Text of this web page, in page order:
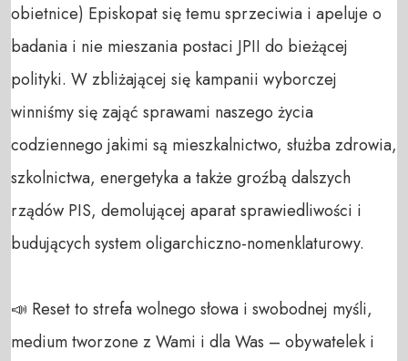
obietnice) Episkopat się temu sprzeciwia i apeluje o
badania i nie mieszania postaci JPII do bieżącej
polityki. W zbliżającej się kampanii wyborczej
winniśmy się zająć sprawami naszego życia
codziennego jakimi są mieszkalnictwo, służba zdrowia,
szkolnictwa, energetyka a także groźbą dalszych
rządów PIS, demolującej aparat sprawiedliwości i
budujących system oligarchiczno-nomenklaturowy.
📣 Reset to strefa wolnego słowa i swobodnej myśli,
medium tworzone z Wami i dla Was – obywatelek i